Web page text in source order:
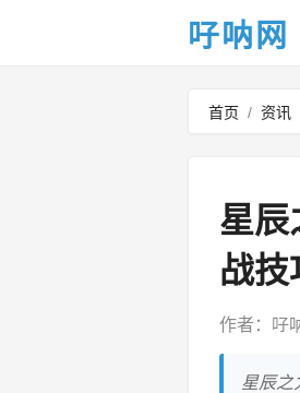
吇呐网
首页 / 资讯
星辰
战技
作者：吇
星辰之